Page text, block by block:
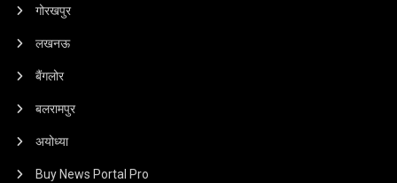
गोरखपुर
लखनऊ
बैंगलोर
बलरामपुर
अयोध्या
Buy News Portal Pro